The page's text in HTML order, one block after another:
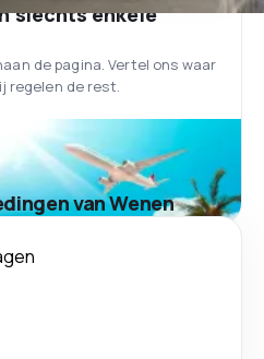
slechts enkele
de pagina. Vertel ons waar
regelen de rest.
van Wenen